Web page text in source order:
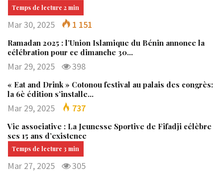
Mar 30, 2025 1 151
Ramadan 2025 : l’Union Islamique du Bénin annonce la
célébration pour ce dimanche 30…
Mar 29, 2025 398
« Eat and Drink » Cotonou festival au palais des congrès:
la 6è édition s’installe…
Mar 29, 2025 737
Vie associative : La Jeunesse Sportive de Fifadji célèbre
ses 15 ans d’existence
Mar 27, 2025 305